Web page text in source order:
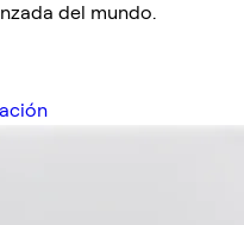
del mundo.